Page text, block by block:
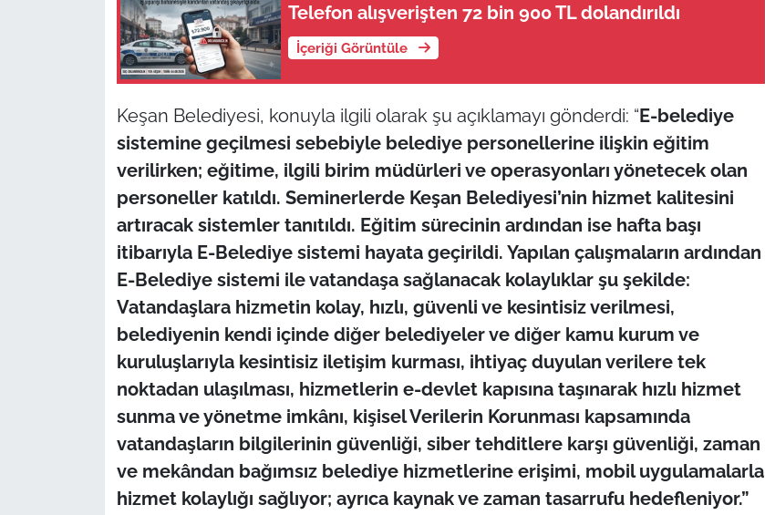
Telefon alışverişten 72 bin 900 TL dolandırıldı
İçeriği Görüntüle
Keşan Belediyesi, konuyla ilgili olarak şu açıklamayı gönderdi: “E-belediye
sistemine geçilmesi sebebiyle belediye personellerine ilişkin eğitim
verilirken; eğitime, ilgili birim müdürleri ve operasyonları yönetecek olan
personeller katıldı. Seminerlerde Keşan Belediyesi’nin hizmet kalitesini
artıracak sistemler tanıtıldı. Eğitim sürecinin ardından ise hafta başı
itibarıyla E-Belediye sistemi hayata geçirildi. Yapılan çalışmaların ardından
E-Belediye sistemi ile vatandaşa sağlanacak kolaylıklar şu şekilde:
Vatandaşlara hizmetin kolay, hızlı, güvenli ve kesintisiz verilmesi,
belediyenin kendi içinde diğer belediyeler ve diğer kamu kurum ve
kuruluşlarıyla kesintisiz iletişim kurması, ihtiyaç duyulan verilere tek
noktadan ulaşılması, hizmetlerin e-devlet kapısına taşınarak hızlı hizmet
sunma ve yönetme imkânı, kişisel Verilerin Korunması kapsamında
vatandaşların bilgilerinin güvenliği, siber tehditlere karşı güvenliği, zaman
ve mekândan bağımsız belediye hizmetlerine erişimi, mobil uygulamalarla
hizmet kolaylığı sağlıyor; ayrıca kaynak ve zaman tasarrufu hedefleniyor.”
Flaş Haber
Dış Haberler
İş Dünyası
English News
Canlı Maç